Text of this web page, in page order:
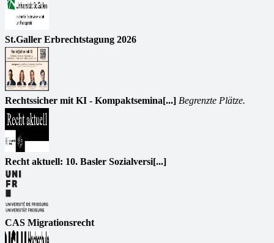
St.Galler Erbrechtstagung 2026
Rechtssicher mit KI - Kompaktsemina[...] Begrenzte Plätze.
Recht aktuell: 10. Basler Sozialversi[...]
CAS Migrationsrecht